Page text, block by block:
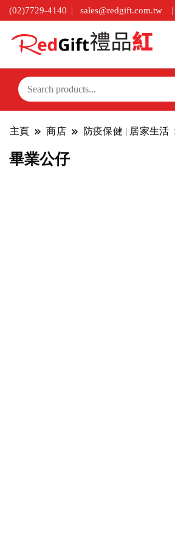
(02)7729-4140 sales@redgift.com.tw
主頁 商店 防疫保健 | 居家生活
畢業公仔